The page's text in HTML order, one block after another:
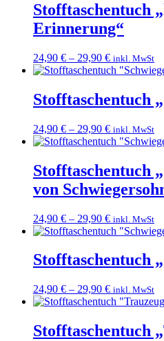
Stofftaschentuch
Erinnerung“
24,90 € – 29,90 € inkl. MwSt
Stofftaschentuch
24,90 € – 29,90 € inkl. MwSt
Stofftaschentuch
von
24,90 € – 29,90 € inkl. MwSt
Stofftaschentuch
24,90 € – 29,90 € inkl. MwSt
Stofftaschentuch